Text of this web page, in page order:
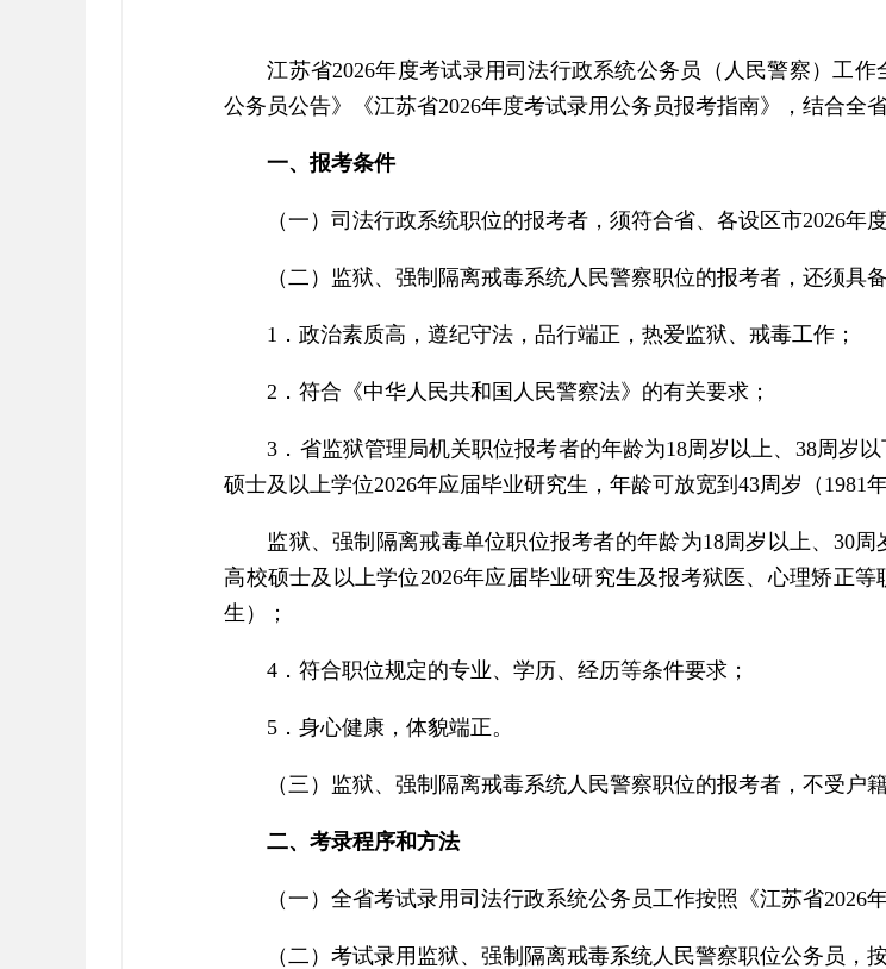
江苏省2026年度考试录用司法行政系统公务员（人民警察）工
公务员公告》《江苏省2026年度考试录用公务员报考指南》，结合全
一、报考条件
（一）司法行政系统职位的报考者，须符合省、各设区市2026年
（二）监狱、强制隔离戒毒系统人民警察职位的报考者，还须具
1．政治素质高，遵纪守法，品行端正，热爱监狱、戒毒工作；
2．符合《中华人民共和国人民警察法》的有关要求；
3．省监狱管理局机关职位报考者的年龄为18周岁以上、38周岁
硕士及以上学位2026年应届毕业研究生，年龄可放宽到43周岁（1981
监狱、强制隔离戒毒单位职位报考者的年龄为18周岁以上、30
高校硕士及以上学位2026年应届毕业研究生及报考狱医、心理矫正
生）；
4．符合职位规定的专业、学历、经历等条件要求；
5．身心健康，体貌端正。
（三）监狱、强制隔离戒毒系统人民警察职位的报考者，不受户
二、考录程序和方法
（一）全省考试录用司法行政系统公务员工作按照《江苏省2026
（二）考试录用监狱、强制隔离戒毒系统人民警察职位公务员，